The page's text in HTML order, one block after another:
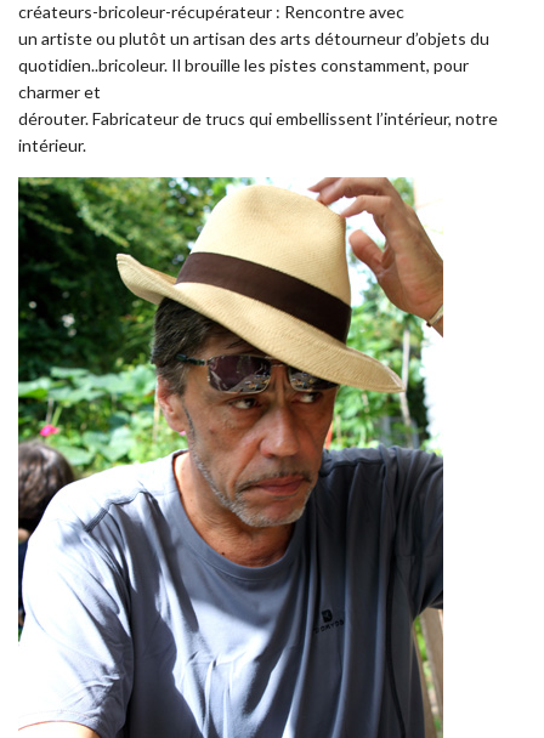
créateurs-bricoleur-récupérateur : Rencontre avec
un artiste ou plutôt un artisan des arts détourneur d’objets du
quotidien..bricoleur. Il brouille les pistes constamment, pour
charmer et
dérouter. Fabricateur de trucs qui embellissent l’intérieur, notre
intérieur.